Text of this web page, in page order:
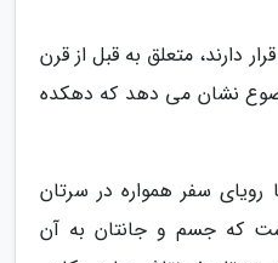
دارند، متعلق به قبل از قرن
نشان می دهد که دهکده
رویای سفر همواره در سرتان
که جسم و جانتان به آن